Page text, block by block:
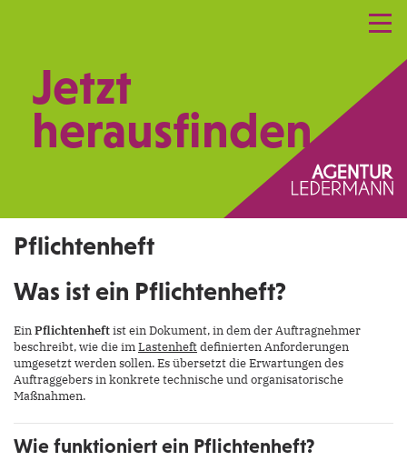
Praxismarketing
Kontakt
Jetzt
herausfinden.
Pflichtenheft
Was ist ein Pflichtenheft?
EinPflichtenheftist ein Dokument, in dem der Auftragnehmer
beschreibt, wie die imLastenheftdefinierten Anforderungen
umgesetzt werden sollen. Es übersetzt die Erwartungen des
Auftraggebers in konkrete technische und organisatorische
Maßnahmen.
Wie funktioniert ein Pflichtenheft?